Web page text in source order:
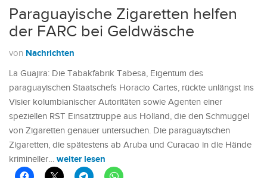
Paraguayische Zigaretten helfen
der FARC bei Geldwäsche
von Nachrichten
La Guajira: Die Tabakfabrik Tabesa, Eigentum des
paraguayischen Staatschefs Horacio Cartes, rückte unlängst ins
Visier kolumbianischer Autoritäten sowie Agenten einer
speziellen RST Einsatztruppe aus Holland, die den Schmuggel
von Zigaretten genauer untersuchen. Die paraguayischen
Zigaretten, die spätestens ab Aruba und Curacao in die Hände
krimineller… weiter lesen